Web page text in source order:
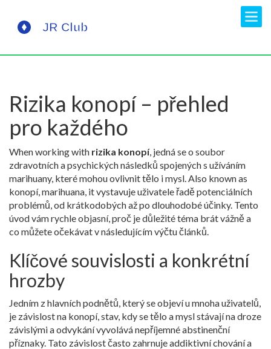
Rizika konopí – přehled
pro každého
When working with rizika konopí, jedná se o soubor
zdravotních a psychických následků spojených s užíváním
marihuany, které mohou ovlivnit tělo i mysl. Also known as
konopí, marihuana, itvystavuje uživatele řadě potenciálních
problémů, od krátkodobých až po dlouhodobé účinky. Tento
úvod vám rychle objasní, proč je důležité téma brát vážně a
co můžete očekávat v následujícím výčtu článků.
Klíčové souvislosti a konkrétní
hrozby
Jedním z hlavních podnětů, který se objeví u mnoha uživatelů,
je závislost na konopí,stav, kdy se tělo a mysl stávají na droze
závislými a odvykání vyvolává nepříjemné abstinenční
příznaky. Tato závislost často zahrnujeaddiktivní chovánía